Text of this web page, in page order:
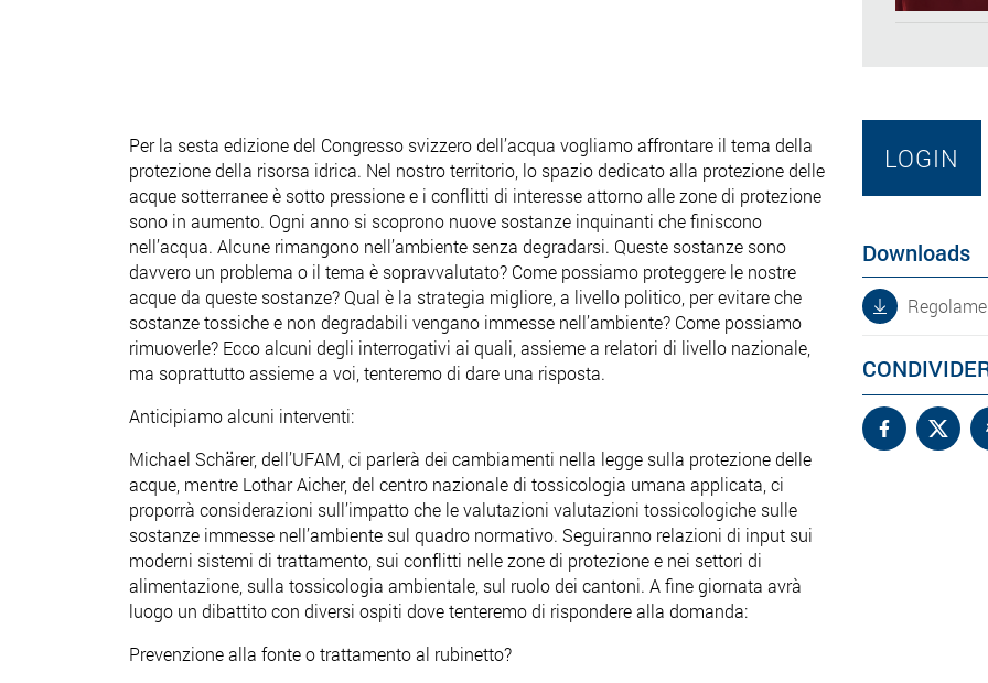
Per la sesta edizione del Congresso svizzero dell’acqua vogliamo affrontare il tema della
protezione della risorsa idrica. Nel nostro territorio, lo spazio dedicato alla protezione delle
acque sotterranee è sotto pressione e i conflitti di interesse attorno alle zone di protezione
sono in aumento. Ogni anno si scoprono nuove sostanze inquinanti che finiscono
nell’acqua. Alcune rimangono nell’ambiente senza degradarsi. Queste sostanze sono
davvero un problema o il tema è sopravvalutato? Come possiamo proteggere le nostre
acque da queste sostanze? Qual è la strategia migliore, a livello politico, per evitare che
sostanze tossiche e non degradabili vengano immesse nell’ambiente? Come possiamo
rimuoverle? Ecco alcuni degli interrogativi ai quali, assieme a relatori di livello nazionale,
ma soprattutto assieme a voi, tenteremo di dare una risposta.
Anticipiamo alcuni interventi:
Michael Schärer, dell’UFAM, ci parlerà dei cambiamenti nella legge sulla protezione delle
acque, mentre Lothar Aicher, del centro nazionale di tossicologia umana applicata, ci
proporrà considerazioni sull’impatto che le valutazioni valutazioni tossicologiche sulle
sostanze immesse nell’ambiente sul quadro normativo. Seguiranno relazioni di input sui
moderni sistemi di trattamento, sui conflitti nelle zone di protezione e nei settori di
alimentazione, sulla tossicologia ambientale, sul ruolo dei cantoni. A fine giornata avrà
luogo un dibattito con diversi ospiti dove tenteremo di rispondere alla domanda:
Prevenzione alla fonte o trattamento al rubinetto?
LOGIN
Downloads